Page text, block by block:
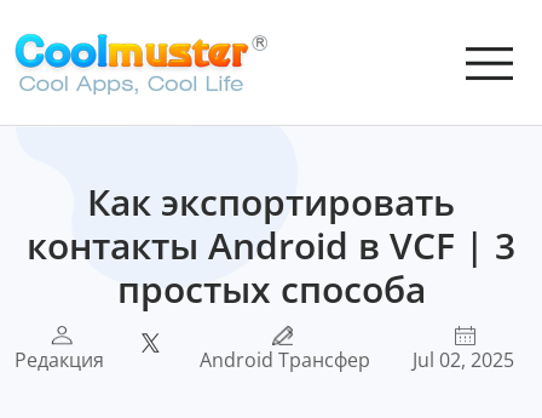
Как экспортировать
контакты Android в VCF | 3
простых способа
Редакция Android Трансфер Jul 02, 2025